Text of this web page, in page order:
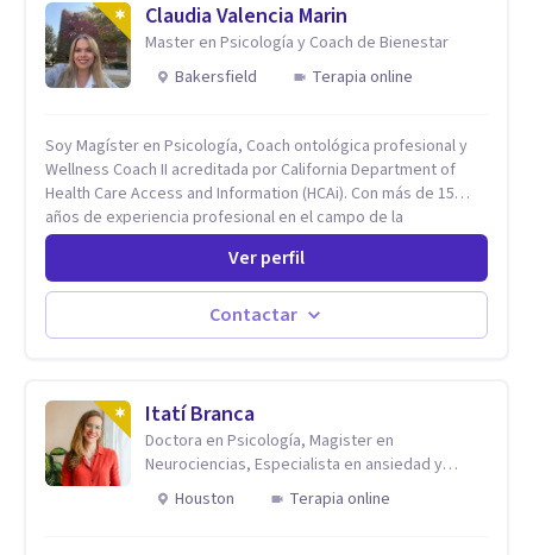
Claudia Valencia Marin
Master en Psicología y Coach de Bienestar
Bakersfield
Terapia online
Soy Magíster en Psicología, Coach ontológica profesional y
Wellness Coach II acreditada por California Department of
Health Care Access and Information (HCAi). Con más de 15
años de experiencia profesional en el campo de la
Neurociencia del Bienestar y Liderazgo estratégico; bilingüe
(español e inglés), con un enfoque holístico, integrativo
(cuerpo, mente y espíritu) y multicultural.
Ver perfil
Contactar
Itatí Branca
Doctora en Psicología, Magister en
Neurociencias, Especialista en ansiedad y
mindfulness
Houston Terapia online